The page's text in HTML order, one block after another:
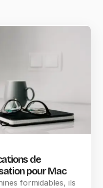
de
pour Mac
formidables, ils